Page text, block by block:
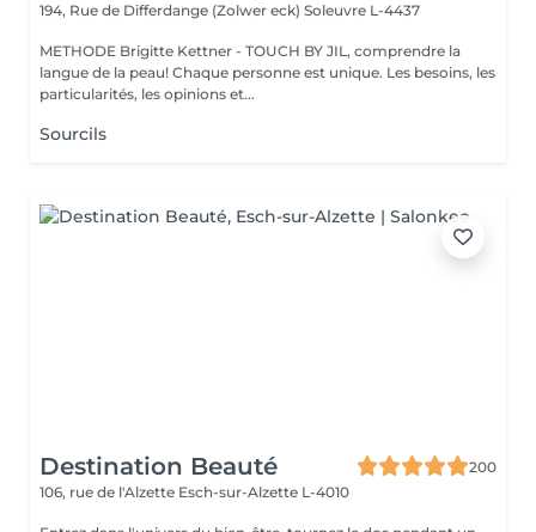
194, Rue de Differdange (Zolwer eck) Soleuvre L-4437
METHODE Brigitte Kettner - TOUCH BY JIL, comprendre la
langue de la peau! Chaque personne est unique. Les besoins, les
particularités, les opinions et...
Sourcils
Destination Beauté
200
106, rue de l'Alzette Esch-sur-Alzette L-4010